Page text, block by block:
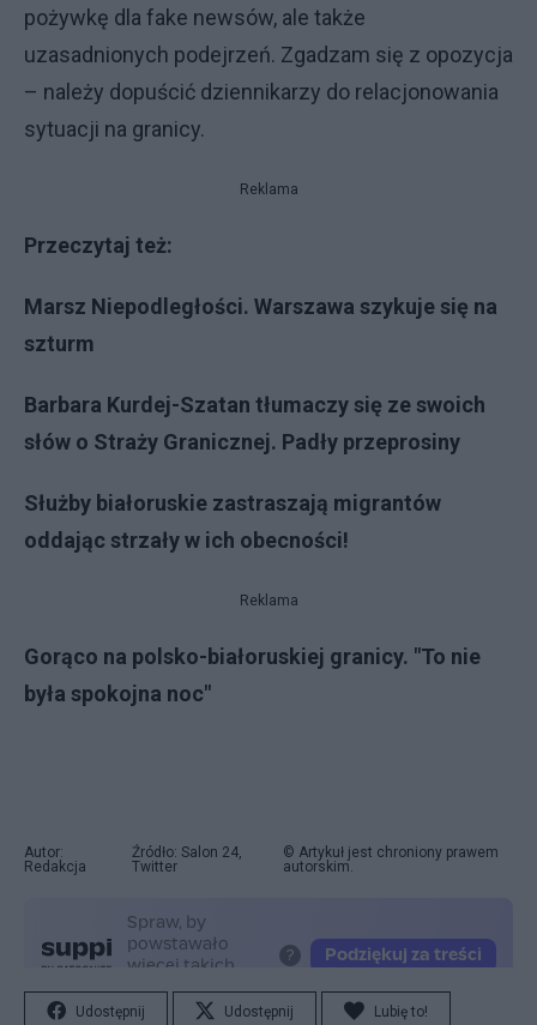
pożywkę dla fake newsów, ale także
uzasadnionych podejrzeń. Zgadzam się z opozycja
– należy dopuścić dziennikarzy do relacjonowania
sytuacji na granicy.
Reklama
Przeczytaj też:
Marsz Niepodległości. Warszawa szykuje się na
szturm
Barbara Kurdej-Szatan tłumaczy się ze swoich
słów o Straży Granicznej. Padły przeprosiny
Służby białoruskie zastraszają migrantów
oddając strzały w ich obecności!
Reklama
Gorąco na polsko-białoruskiej granicy. "To nie
była spokojna noc"
Autor:
Redakcja
Źródło: Salon 24,
Twitter
© Artykuł jest chroniony prawem
autorskim.
Udostępnij Udostępnij Lubię to!